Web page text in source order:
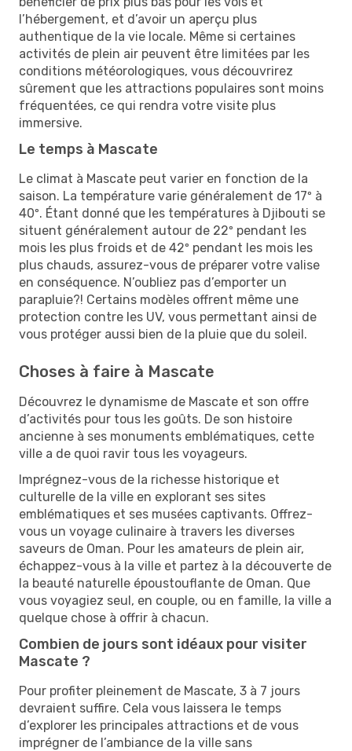
l’hébergement, et d’avoir un aperçu plus
authentique de la vie locale. Même si certaines
activités de plein air peuvent être limitées par les
conditions météorologiques, vous découvrirez
sûrement que les attractions populaires sont moins
fréquentées, ce qui rendra votre visite plus
immersive.
Le temps à Mascate
Le climat à Mascate peut varier en fonction de la
saison. La température varie généralement de 17º à
40º. Étant donné que les températures à Djibouti se
situent généralement autour de 22º pendant les
mois les plus froids et de 42º pendant les mois les
plus chauds, assurez-vous de préparer votre valise
en conséquence. N’oubliez pas d’emporter un
parapluie?! Certains modèles offrent même une
protection contre les UV, vous permettant ainsi de
vous protéger aussi bien de la pluie que du soleil.
Choses à faire à Mascate
Découvrez le dynamisme de Mascate et son offre
d’activités pour tous les goûts. De son histoire
ancienne à ses monuments emblématiques, cette
ville a de quoi ravir tous les voyageurs.
Imprégnez-vous de la richesse historique et
culturelle de la ville en explorant ses sites
emblématiques et ses musées captivants. Offrez-
vous un voyage culinaire à travers les diverses
saveurs de Oman. Pour les amateurs de plein air,
échappez-vous à la ville et partez à la découverte de
la beauté naturelle époustouflante de Oman. Que
vous voyagiez seul, en couple, ou en famille, la ville a
quelque chose à offrir à chacun.
Combien de jours sont idéaux pour visiter
Mascate ?
Pour profiter pleinement de Mascate, 3 à 7 jours
devraient suffire. Cela vous laissera le temps
d’explorer les principales attractions et de vous
imprégner de l’ambiance de la ville sans